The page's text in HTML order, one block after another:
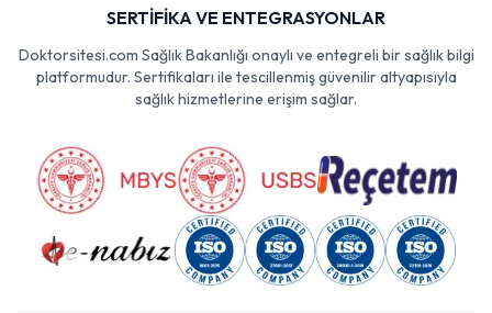
SERTİFİKA VE ENTEGRASYONLAR
Doktorsitesi.com Sağlık Bakanlığı onaylı ve entegreli bir sağlık bilgi
platformudur. Sertifikaları ile tescillenmiş güvenilir altyapısıyla
sağlık hizmetlerine erişim sağlar.